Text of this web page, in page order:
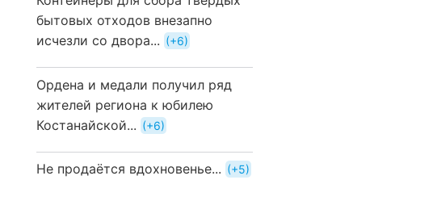
бытовых отходов внезапно
исчезли со двора...
+6
Ордена и медали получил ряд
жителей региона к юбилею
Костанайской...
+6
Не продаётся вдохновенье... +5